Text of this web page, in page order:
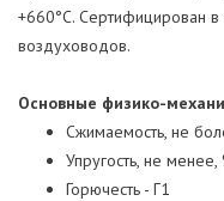
+660°С. Сертифицирован в
воздуховодов.
Основные физико-
Сжимаемость, не
Упругость, не менее,
Горючесть - Г1